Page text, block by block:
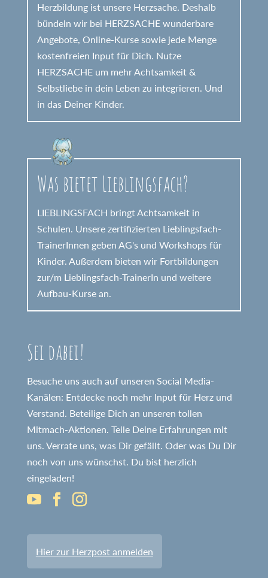
Herzbildung ist unsere Herzsache. Deshalb
bündeln wir bei HERZSACHE wunderbare
Angebote, Online-Kurse sowie jede Menge
kostenfreien Input für Dich. Nutze
HERZSACHE um mehr Achtsamkeit &
Selbstliebe in dein Leben zu integrieren. Und
in das Deiner Kinder.
Was bietet Lieblingsfach?
LIEBLINGSFACH bringt Achtsamkeit in
Schulen. Unsere zertifizierten Lieblingsfach-
TrainerInnen geben AG's und Workshops für
Kinder. Außerdem bieten wir Fortbildungen
zur/m Lieblingsfach-TrainerIn und weitere
Aufbau-Kurse an.
Sei dabei!
Besuche uns auch auf unseren Social Media-
Kanälen: Entdecke noch mehr Input für Herz und
Verstand. Beteilige Dich an unseren tollen
Mitmach-Aktionen. Teile Deine Erfahrungen mit
uns. Verrate uns, was Dir gefällt. Oder was Du Dir
noch von uns wünschst. Du bist herzlich
eingeladen!
Hier zur Herzpost anmelden